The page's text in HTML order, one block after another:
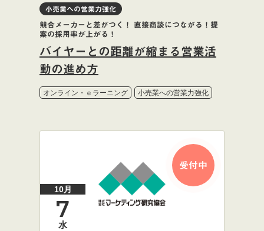
小売業への営業力強化
競合メーカーと差がつく！ 直接商談につながる！提
案の採用率が上がる！
バイヤーとの距離が縮まる営業活
動の進め方
オンライン・ｅラーニング 小売業への営業力強化
受付中
10月
7
水